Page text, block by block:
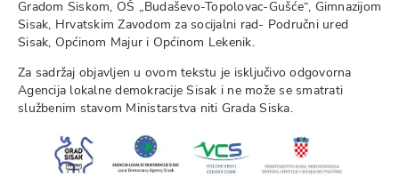
Gradom Siskom, OŠ „Budaševo-Topolovac-Gušće“, Gimnazijom
Sisak, Hrvatskim Zavodom za socijalni rad- Područni ured
Sisak, Općinom Majur i Općinom Lekenik.
Za sadržaj objavljen u ovom tekstu je isključivo odgovorna
Agencija lokalne demokracije Sisak i ne može se smatrati
službenim stavom Ministarstva niti Grada Siska.